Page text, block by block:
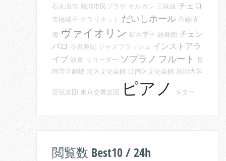
石丸由佳 新潟市民プラザ オルガン 三味線 チェロ
市橋靖子 クラリネット だいしホール 斉藤晴
海 ヴァイオリン 柳本幸子 経麻朗 チェン
バロ 小黒亜紀 ジャズフラッシュ インストアラ
イブ 鼓童 リコーダー ソプラノ フルート 長
岡市立劇場 北区文化会館 江南区文化会館 新潟大学
管弦楽団 東京交響楽団 ピアノ ギター
閲覧数 Best10 / 24h